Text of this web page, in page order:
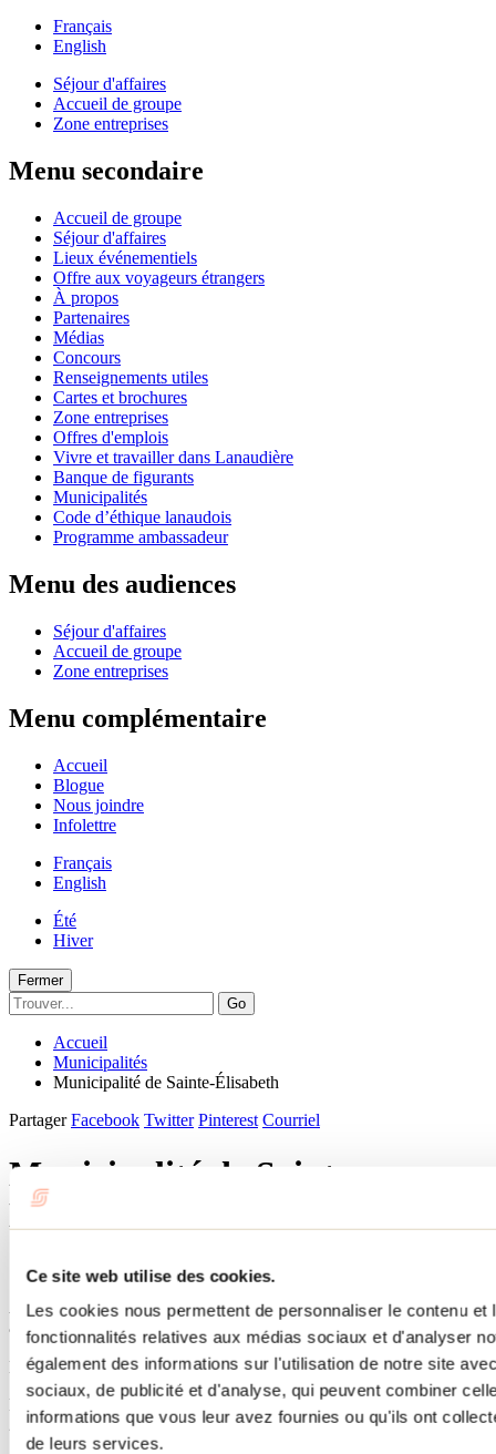
Ce site web utilise des cookies.
Les cookies nous permettent de personnaliser le contenu
fonctionnalités relatives aux médias sociaux et d'analyser
également des informations sur l'utilisation de notre site
sociaux, de publicité et d'analyse, qui peuvent combiner
informations que vous leur avez fournies ou qu'ils ont
de leurs services.
Français
English
Séjour d'affaires
Accueil de groupe
Zone entreprises
Menu secondaire
Accueil de groupe
Séjour d'affaires
Lieux événementiels
Offre aux voyageurs étrangers
À propos
Partenaires
Médias
Concours
Renseignements utiles
Cartes et brochures
Zone entreprises
Offres d'emplois
Vivre et travailler dans Lanaudière
Banque de figurants
Municipalités
Code d’éthique lanaudois
Programme ambassadeur
Menu des audiences
Séjour d'affaires
Accueil de groupe
Zone entreprises
Menu complémentaire
Accueil
Blogue
Nous joindre
Infolettre
Français
English
Été
Hiver
Fermer
Go
Accueil
Municipalités
Municipalité de Sainte-Élisabeth
Partager Facebook Twitter Pinterest Courriel
Municipalité de Sainte-
Élisabeth
Sainte-Élisabeth
Au XIXe siècle, Sainte-Élisabeth, village agricole, était une
agglomération industrielle importante. Jadis, il portait le nom de
Sainte-Élisabeth-de-Bayonne, tant la rivière Bayonne comptait dans
le développement de ce secteur.
Municipalité de Sainte-Élisabeth
2195, rue Principale
Sainte-Élisabeth, QC J0K 2J0